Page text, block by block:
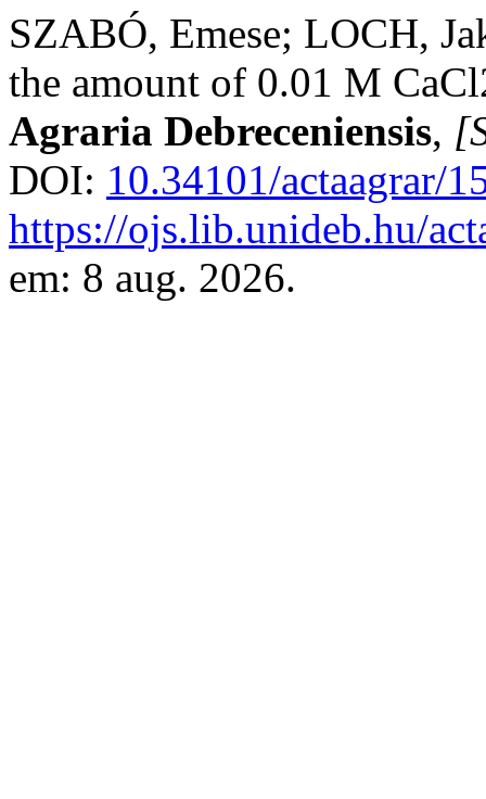
SZABÓ, Emese; LOCH,
the amount of 0.01 M
Agraria Debreceniensis,
DOI: 10.34101/actaagrar/
https://ojs.lib.unideb.hu/
em: 8 aug. 2026.